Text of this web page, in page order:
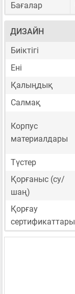
Бағалар
ДИЗАЙН
Биіктігі
Ені
Қалыңдық
Салмақ
Корпус
материалдары
Түстер
Қорғаныс (су/
шаң)
Қорғау
сертификаттары